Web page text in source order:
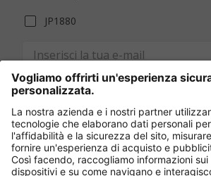
JP1880
Accetto la Privacy Policy di Ulla Popken.[+]